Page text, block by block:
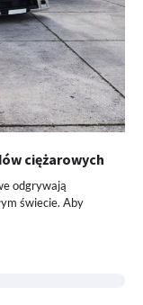
ciężarowych
odgrywają
świecie. Aby